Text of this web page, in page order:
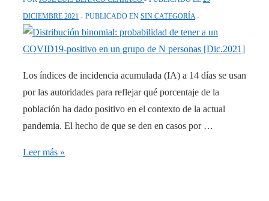
y
seguros
para
enfermedades)
DICIEMBRE 2021
PUBLICADO EN SIN CATEGORÍA
Los índices de incidencia acumulada (IA) a 14 días se usan
por las autoridades para reflejar qué porcentaje de la
población ha dado positivo en el contexto de la actual
pandemia. El hecho de que se den en casos por …
Distribución
Leer más »